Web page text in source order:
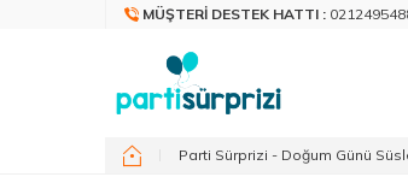
MÜŞTERI DESTEK HATTI :
Parti Sürprizi - Doğum Günü